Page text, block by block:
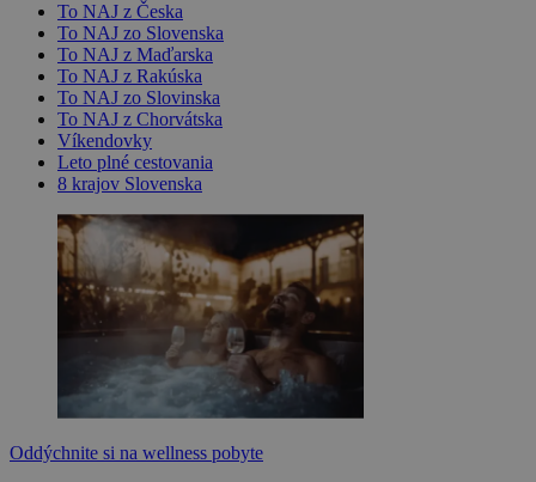
To NAJ z Česka
To NAJ zo Slovenska
To NAJ z Maďarska
To NAJ z Rakúska
To NAJ zo Slovinska
To NAJ z Chorvátska
Víkendovky
Leto plné cestovania
8 krajov Slovenska
Oddýchnite si na wellness pobyte